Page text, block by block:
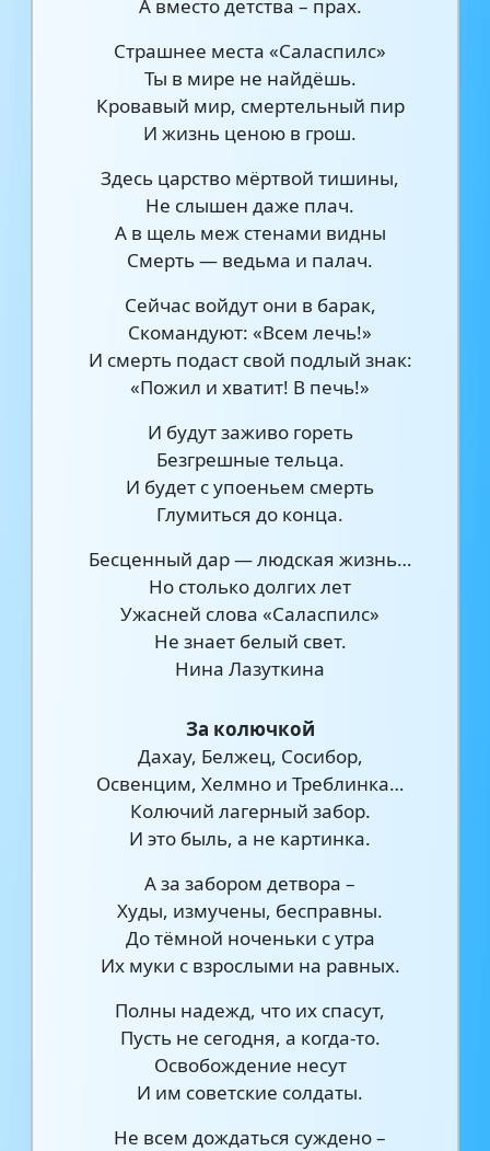
А вместо детства – прах.
Страшнее места «Саласпилс»
Ты в мире не найдёшь.
Кровавый мир, смертельный пир
И жизнь ценою в грош.
Здесь царство мёртвой тишины,
Не слышен даже плач.
А в щель меж стенами видны
Смерть — ведьма и палач.
Сейчас войдут они в барак,
Скомандуют: «Всем лечь!»
И смерть подаст свой подлый знак:
«Пожил и хватит! В печь!»
И будут заживо гореть
Безгрешные тельца.
И будет с упоеньем смерть
Глумиться до конца.
Бесценный дар — людская жизнь…
Но столько долгих лет
Ужасней слова «Саласпилс»
Не знает белый свет.
Нина Лазуткина
За колючкой
Дахау, Белжец, Сосибор,
Освенцим, Хелмно и Треблинка…
Колючий лагерный забор.
И это быль, а не картинка.
А за забором детвора –
Худы, измучены, бесправны.
До тёмной ноченьки с утра
Их муки с взрослыми на равных.
Полны надежд, что их спасут,
Пусть не сегодня, а когда-то.
Освобождение несут
И им советские солдаты.
Не всем дождаться суждено –